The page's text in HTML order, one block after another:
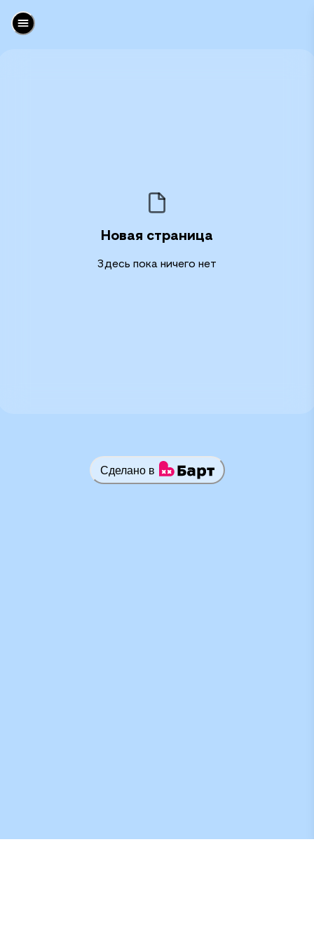
Новая страница
Здесь пока ничего нет
Сделано в